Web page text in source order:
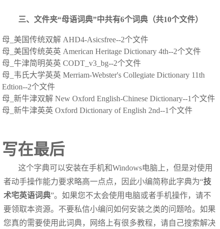
三、文件夹“母语词典”中共有6个词典（共10个文件）
母_美国传统双解 AHD4-Asicsfree--2个文件
母_美国传统英英 American Heritage Dictionary 4th--2个文件
母_牛津简明英英 CODT_v3_bg--2个文件
母_韦氏大学英英 Merriam-Webster's Collegiate Dictionary 11th
Edtion--2个文件
母_新牛津双解 New Oxford English-Chinese Dictionary--1个文件
母_新牛津英英 Oxford Dictionary of English 2nd--1个文件
写在最后
这个字典可以安装在手机和Windows电脑上，但是对使用
者动手操作能力要求略高一点点，因此小编简称此字典为“技
术宅英语词典”。如果您不太会使用电脑或者手机操作，请不
要领取本资源。不要私信小编问如何安装之类的问题哈。如果
您真的需要使用此词典，网络上有很多教程，请自己搜索解决